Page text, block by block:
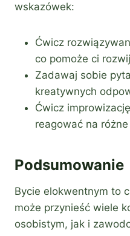
wskazówek:
Ćwicz
co pomoże ci
Zadawaj sobie
kreatywnych
Ćwicz
reagować na
Podsumowanie
Bycie elokwentnym to
może przynieść wiele
osobistym, jak i